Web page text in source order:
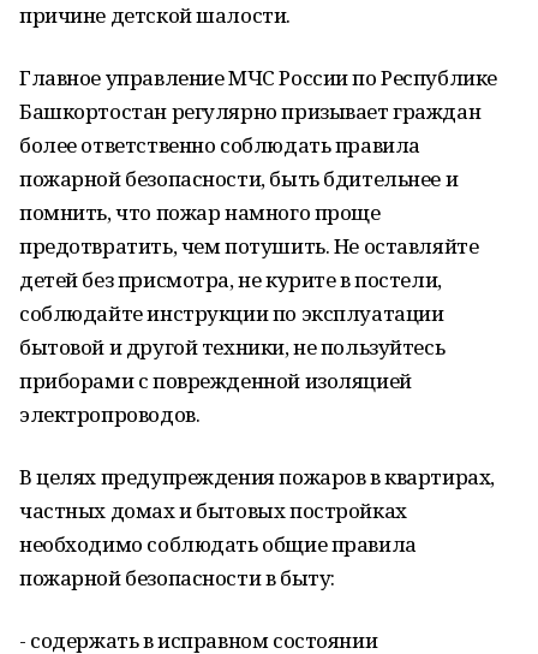
причине детской шалости.
Главное управление МЧС России по Республике
Башкортостан регулярно призывает граждан
более ответственно соблюдать правила
пожарной безопасности, быть бдительнее и
помнить, что пожар намного проще
предотвратить, чем потушить. Не оставляйте
детей без присмотра, не курите в постели,
соблюдайте инструкции по эксплуатации
бытовой и другой техники, не пользуйтесь
приборами с поврежденной изоляцией
электропроводов.
В целях предупреждения пожаров в квартирах,
частных домах и бытовых постройках
необходимо соблюдать общие правила
пожарной безопасности в быту:
- содержать в исправном состоянии